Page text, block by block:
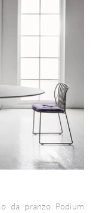
da pranzo Podium